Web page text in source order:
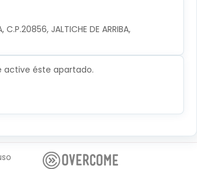
C.P.20856, JALTICHE DE ARRIBA,
active éste apartado.